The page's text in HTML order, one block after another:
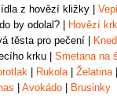
z hovězí kližky
by odolal? Hovězí krk
těsta pro pečení
krku Smetana na
Rukola Želatina
Avokádo Brusinky